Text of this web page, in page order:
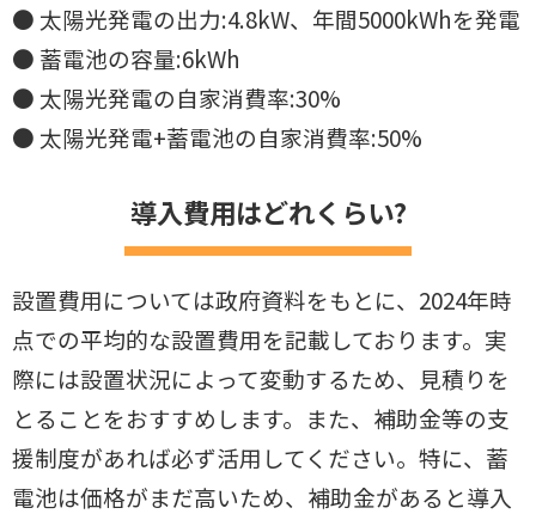
● 太陽光発電の出力:4.8kW、年間5000kWhを発電
● 蓄電池の容量:6kWh
● 太陽光発電の自家消費率:30%
● 太陽光発電+蓄電池の自家消費率:50%
導入費用はどれくらい?
設置費用については政府資料をもとに、2024年時
点での平均的な設置費用を記載しております。実
際には設置状況によって変動するため、見積りを
とることをおすすめします。また、補助金等の支
援制度があれば必ず活用してください。特に、蓄
電池は価格がまだ高いため、補助金があると導入